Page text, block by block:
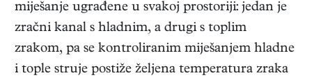
miješanje ugrađene u svakoj prostoriji: jedan je
zračni kanal s hladnim, a drugi s toplim
zrakom, pa se kontroliranim miješanjem hladne
i tople struje postiže željena temperatura zraka